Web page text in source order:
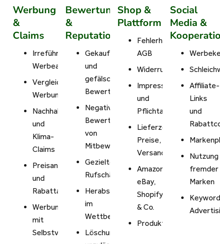
Werbung
&
Claims
Irreführende
Werbeaussagen
Vergleichende
Werbung
Nachhaltigkeits-
und
Klima-
Claims
Preisangaben
und
Rabattaktionen
Werbung
mit
Selbstverständlichkeiten
Bewertungen
&
Reputation
Gekaufte
und
gefälschte
Bewertungen
Negative
Bewertungen
von
Mitbewerbern
Gezielte
Rufschädigung
Herabsetzung
im
Wettbewerb
Löschung
Shop &
Plattform
Fehlerhafte
AGB
Widerrufsbelehrung
Impressum
und
Pflichtangaben
Lieferzeiten,
Preise,
Versandkosten
Amazon,
eBay,
Shopify
& Co.
Produktnachahmung
Social
Media &
Affiliate-
Links
und
Nutzung
fremder
Marken
Keyword